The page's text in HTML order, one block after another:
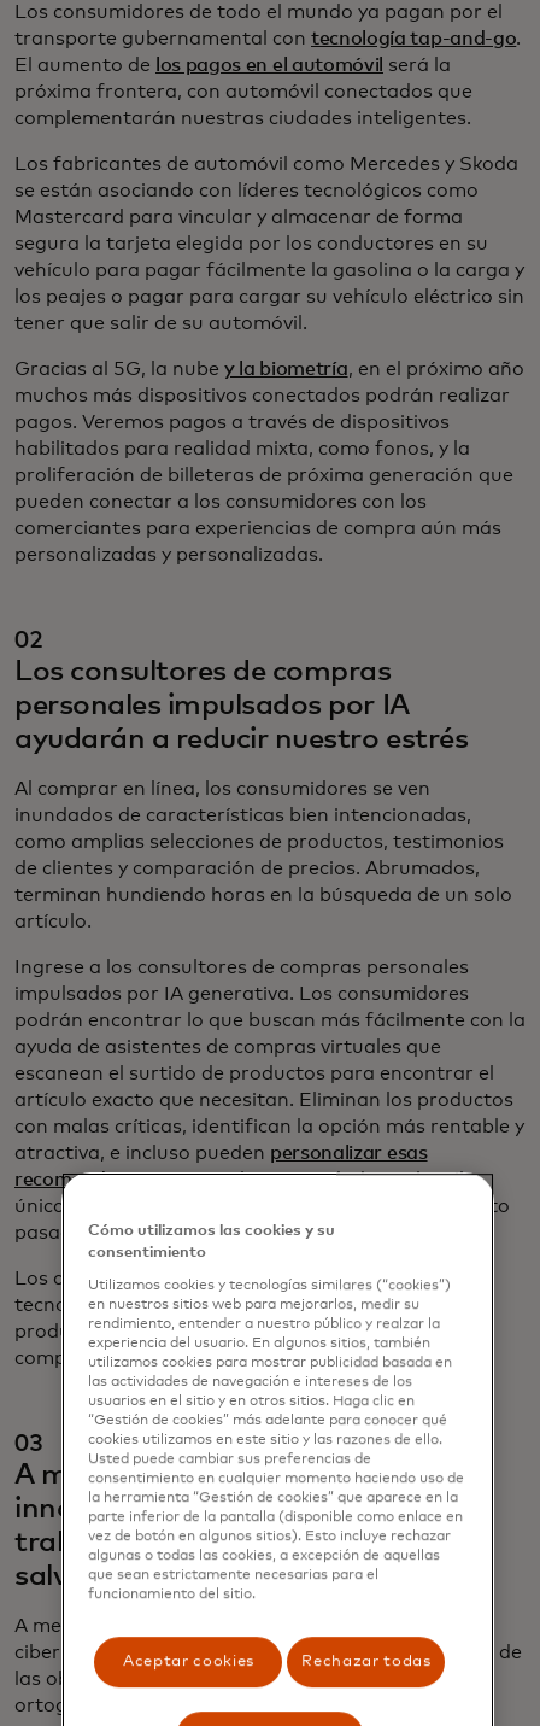
Los consumidores de todo el mundo ya pagan por el
transporte gubernamental con tecnología tap-and-go.
El aumento de
los pagos en el automóvil será la
próxima frontera, con automóvil conectados que
complementarán nuestras ciudades inteligentes.
Los fabricantes de automóvil como Mercedes y Skoda
se están asociando con líderes tecnológicos como
Mastercard para vincular y almacenar de forma
segura la tarjeta elegida por los conductores en su
vehículo para pagar fácilmente la gasolina o la carga y
los peajes o pagar para cargar su vehículo eléctrico sin
tener que salir de su automóvil.
Gracias al 5G, la nube y la biometría, en el próximo año
muchos más dispositivos conectados podrán realizar
pagos. Veremos pagos a través de dispositivos
habilitados para realidad mixta, como fonos, y la
proliferación de billeteras de próxima generación que
pueden conectar a los consumidores con los
comerciantes para experiencias de compra aún más
personalizadas y personalizadas.
02
Los consultores de compras
personales impulsados por IA
ayudarán a reducir nuestro estrés
Al comprar en línea, los consumidores se ven
inundados de características bien intencionadas,
como amplias selecciones de productos, testimonios
de clientes y comparación de precios. Abrumados,
terminan hundiendo horas en la búsqueda de un solo
artículo.
Ingrese a los consultores de compras personales
impulsados por IA generativa. Los consumidores
podrán encontrar lo que buscan más fácilmente con la
ayuda de asistentes de compras virtuales que
escanean el surtido de productos para encontrar el
artículo exacto que necesitan. Eliminan los productos
con malas críticas, identifican la opción más rentable y
atractiva, e incluso pueden personalizar esas
recomendacionessegún las necesidades y el estilo
únicos de los clientes en función del comportamiento
pasado y en tiempo real.
Los comerciantes, por su parte, pueden usar una
tecnología similar para crear descripciones de
productos y plataformas que brinden a los
compradores un escaparate hiperpersonalizado.
03
A medida que los estafadores
innovan, la IA y la banca abierta
trabajarán más duro para
salvaguardar los datos
A medida que la tecnología avanzó, los delitos
cibernéticos se dispararon. Atrás quedaron los días de
las obvias estafas por email plagadas de errores
ortográficos y mala gramática que pedían a las
Cómo utilizamos las cookies y su
consentimiento
Utilizamos cookies y tecnologías similares (“cookies”)
en nuestros sitios web para mejorarlos, medir su
rendimiento, entender a nuestro público y realzar la
experiencia del usuario. En algunos sitios, también
utilizamos cookies para mostrar publicidad basada en
las actividades de navegación e intereses de los
usuarios en el sitio y en otros sitios. Haga clic en
“Gestión de cookies” más adelante para conocer qué
cookies utilizamos en este sitio y las razones de ello.
Usted puede cambiar sus preferencias de
consentimiento en cualquier momento haciendo uso de
la herramienta “Gestión de cookies” que aparece en la
parte inferior de la pantalla (disponible como enlace en
vez de botón en algunos sitios). Esto incluye rechazar
algunas o todas las cookies, a excepción de aquellas
que sean estrictamente necesarias para el
funcionamiento del sitio.
Aceptar cookies Rechazar todas